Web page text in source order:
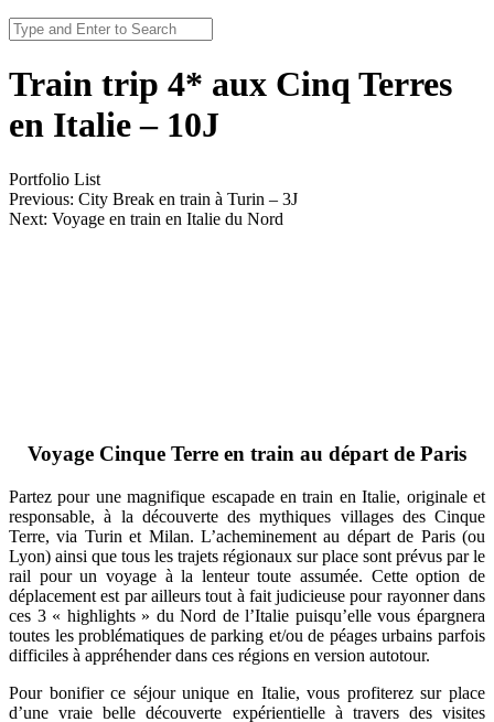
Train trip 4* aux Cinq Terres
en Italie – 10J
Portfolio List
Previous: City Break en train à Turin – 3J
Next: Voyage en train en Italie du Nord
Voyage Cinque Terre en train au départ de Paris
Partez pour une magnifique escapade en train en Italie, originale et
responsable, à la découverte des mythiques villages des Cinque
Terre, via Turin et Milan. L’acheminement au départ de Paris (ou
Lyon) ainsi que tous les trajets régionaux sur place sont prévus par le
rail pour un voyage à la lenteur toute assumée. Cette option de
déplacement est par ailleurs tout à fait judicieuse pour rayonner dans
ces 3 « highlights » du Nord de l’Italie puisqu’elle vous épargnera
toutes les problématiques de parking et/ou de péages urbains parfois
difficiles à appréhender dans ces régions en version autotour.
Pour bonifier ce séjour unique en Italie, vous profiterez sur place
d’une vraie belle découverte expérientielle à travers des visites